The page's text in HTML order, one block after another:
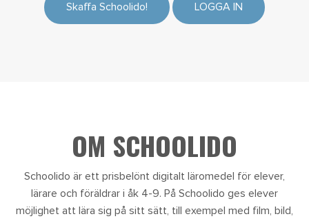
Skaffa Schoolido! LOGGA IN
OM SCHOOLIDO
Schoolido är ett prisbelönt digitalt läromedel för elever,
lärare och föräldrar i åk 4-9. På Schoolido ges elever
möjlighet att lära sig på sitt sätt, till exempel med film, bild,